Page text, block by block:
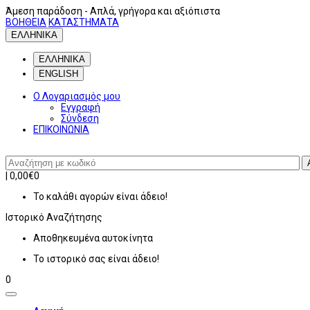
Άμεση παράδοση - Απλά, γρήγορα και αξιόπιστα
ΒΟΗΘΕΙΑ ΚΑΤΑΣΤΗΜΑΤΑ
ΕΛΛΗΝΙΚΑ
ΕΛΛΗΝΙΚΑ
ENGLISH
Ο Λογαριασμός μου
Εγγραφή
Σύνδεση
ΕΠΙΚΟΙΝΩΝΙΑ
0,00€0
Το καλάθι αγορών είναι άδειο!
Ιστορικό Αναζήτησης
Αποθηκευμένα αυτοκίνητα
Το ιστορικό σας είναι άδειο!
0